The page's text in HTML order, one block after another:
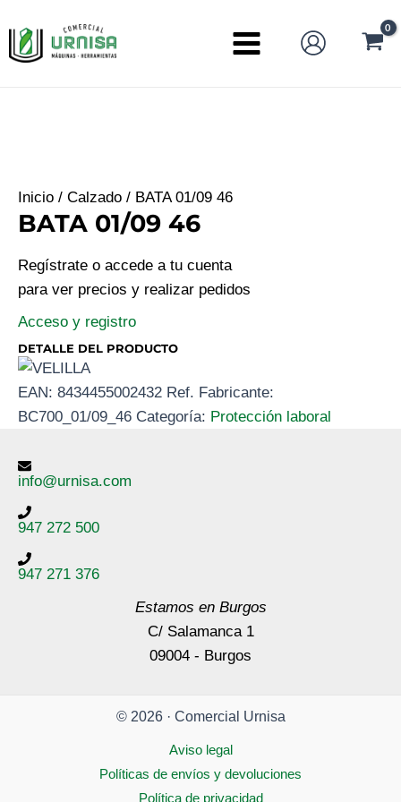
al
contenido
Main
Inicio / Calzado / BATA 01/09 46
BATA 01/09 46
Regístrate o accede a tu cuenta
para ver precios y realizar pedidos
Acceso y registro
DETALLE DEL PRODUCTO
EAN: 8434455002432 Ref. Fabricante:
BC700_01/09_46 Categoría: Protección laboral
info@urnisa.com
947 272 500
947 271 376
Estamos en Burgos
C/ Salamanca 1
09004 - Burgos
© 2026 · Comercial Urnisa
Aviso legal
Políticas de envíos y devoluciones
Política de privacidad